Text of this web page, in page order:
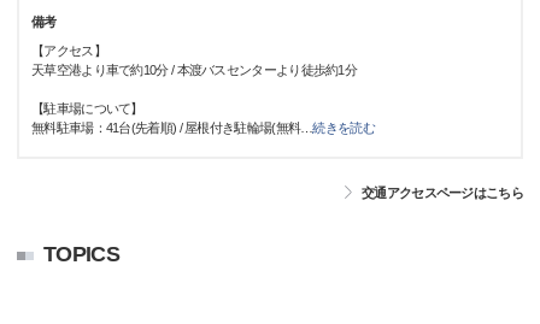
備考
【アクセス】
天草空港より車で約10分 / 本渡バスセンターより徒歩約1分
【駐車場について】
無料駐車場：41台(先着順) / 屋根付き駐輪場(無料…続きを読む
交通アクセスページはこちら
TOPICS